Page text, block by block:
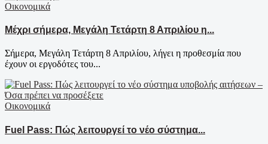
Οικονομικά
Μέχρι σήμερα, Μεγάλη Τετάρτη 8 Απριλίου η...
Σήμερα, Μεγάλη Τετάρτη 8 Απριλίου, λήγει η προθεσμία που
έχουν οι εργοδότες του...
Οικονομικά
Fuel Pass: Πώς λειτουργεί το νέο σύστημα...